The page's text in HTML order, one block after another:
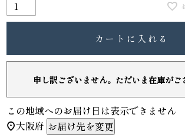
カートに入れる
申し訳ございません。ただいま在庫がご
この地域へのお届け日は表示できません
大阪府 お届け先を変更